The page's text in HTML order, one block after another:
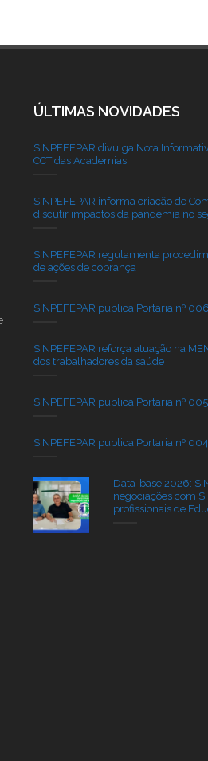
ÚLTIMAS NOVIDADES
SINPEFEPAR divulga Nota
CCT das Academias
SINPEFEPAR informa criação de
discutir impactos da pandemia no
SINPEFEPAR regulamenta
de ações de cobrança
SINPEFEPAR publica Portaria nº
SINPEFEPAR reforça atuação na
dos trabalhadores da saúde
SINPEFEPAR publica Portaria nº
SINPEFEPAR publica Portaria nº
Data-base 2026:
negociações com
profissionais de